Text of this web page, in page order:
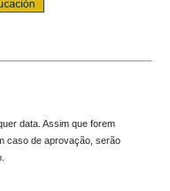
data. Assim que forem
caso de aprovação, serão